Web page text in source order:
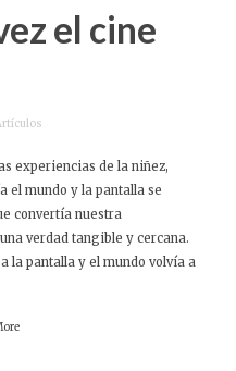
el cine
experiencias de la niñez,
el mundo y la pantalla se
convertía nuestra
verdad tangible y cercana.
la pantalla y el mundo volvía a